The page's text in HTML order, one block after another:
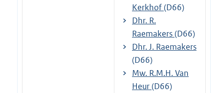
Kerkhof(D66)
Dhr. R.
Raemakers(D66)
Dhr. J. Raemakers
(D66)
Mw. R.M.H. Van
Heur(D66)